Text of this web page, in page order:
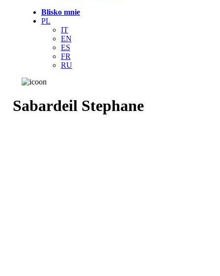
Blisko mnie
PL
IT
EN
ES
FR
RU
Sabardeil Stephane